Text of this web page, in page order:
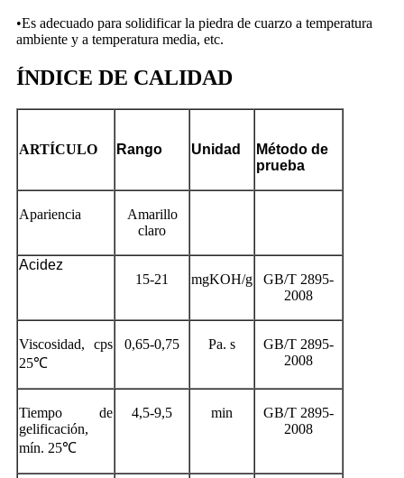
•Es adecuado para solidificar la piedra de cuarzo a temperatura
ambiente y a temperatura media, etc.
ÍNDICE DE CALIDAD
ARTÍCULO Rango Unidad
Método de
prueba
Apariencia
Amarillo
claro
Acidez
15-21
mgKOH/g
GB/T 2895-
2008
Viscosidad, cps
25℃
0,65-0,75 Pa. s
GB/T 2895-
2008
Tiempo de
gelificación,
mín. 25℃
4,5-9,5 min
GB/T 2895-
2008